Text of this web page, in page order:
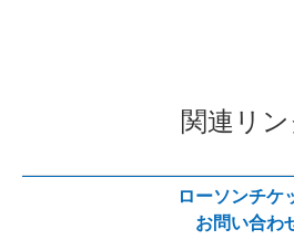
関連リン
ローソンチケ
お問い合わ